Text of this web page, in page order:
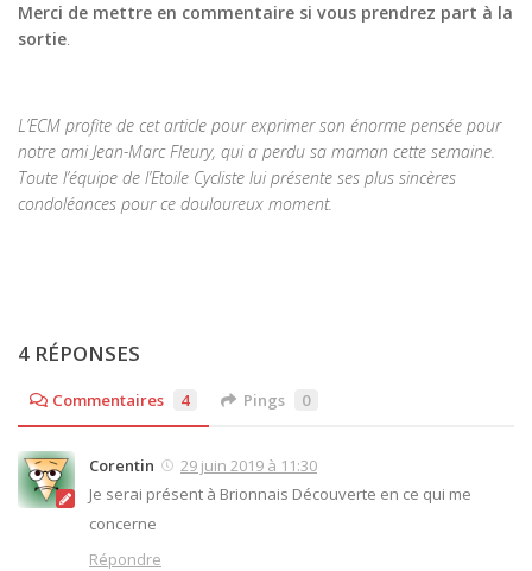
Merci de mettre en commentaire si vous prendrez part à la
sortie.
L’ECM profite de cet article pour exprimer son énorme pensée pour
notre ami Jean-Marc Fleury, qui a perdu sa maman cette semaine.
Toute l’équipe de l’Etoile Cycliste lui présente ses plus sincères
condoléances pour ce douloureux moment.
4 RÉPONSES
Commentaires 4 Pings 0
Corentin
29 juin 2019 à 11:30
Je serai présent à Brionnais Découverte en ce qui me
concerne
Répondre